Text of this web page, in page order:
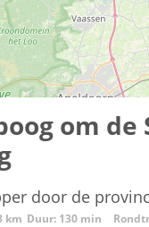
om de
door de
km Duur: 130 min